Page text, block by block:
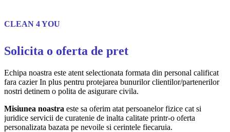
CLEAN 4 YOU
Solicita o oferta de pret
Echipa noastra este atent selectionata formata din personal calificat
fara cazier In plus pentru protejarea bunurilor clientilor/partenerilor
nostri detinem o polita de asigurare civila.
Misiunea noastra este sa oferim atat persoanelor fizice cat si
juridice servicii de curatenie de inalta calitate printr-o oferta
personalizata bazata pe nevoile si cerintele fiecaruia.